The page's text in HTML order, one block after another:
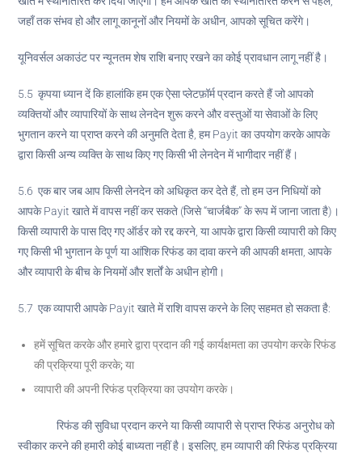
जहाँ तक संभव हो और लागू कानूनों और नियमों के अधीन, आपको सूचित करेंगे।
यूनिवर्सल अकाउंट पर न्यूनतम शेष राशि बनाए रखने का कोई प्रावधान लागू नहीं है।
5.5 कृपया ध्यान दें कि हालांकि हम एक ऐसा प्लेटफ़ॉर्म प्रदान करते हैं जो आपको
व्यक्तियों और व्यापारियों के साथ लेनदेन शुरू करने और वस्तुओं या सेवाओं के लिए
भुगतान करने या प्राप्त करने की अनुमति देता है, हम Payit का उपयोग करके आपके
द्वारा किसी अन्य व्यक्ति के साथ किए गए किसी भी लेनदेन में भागीदार नहीं हैं।
5.6 एक बार जब आप किसी लेनदेन को अधिकृत कर देते हैं, तो हम उन निधियों को
आपके Payit खाते में वापस नहीं कर सकते (जिसे “चार्जबैक” के रूप में जाना जाता है)।
किसी व्यापारी के पास दिए गए ऑर्डर को रद्द करने, या आपके द्वारा किसी व्यापारी को किए
गए किसी भी भुगतान के पूर्ण या आंशिक रिफंड का दावा करने की आपकी क्षमता, आपके
और व्यापारी के बीच के नियमों और शर्तों के अधीन होगी।
5.7 एक व्यापारी आपके Payit खाते में राशि वापस करने के लिए सहमत हो सकता है:
हमें सूचित करके और हमारे द्वारा प्रदान की गई कार्यक्षमता का उपयोग करके रिफंड
की प्रक्रिया पूरी करके; या
व्यापारी की अपनी रिफंड प्रक्रिया का उपयोग करके।
रिफंड की सुविधा प्रदान करने या किसी व्यापारी से प्राप्त रिफंड अनुरोध को
स्वीकार करने की हमारी कोई बाध्यता नहीं है। इसलिए, हम व्यापारी की रिफंड प्रक्रिया